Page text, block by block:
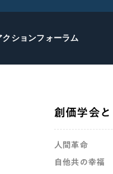
クションフォーラム
創価学会と
人間革命
自他共の幸福